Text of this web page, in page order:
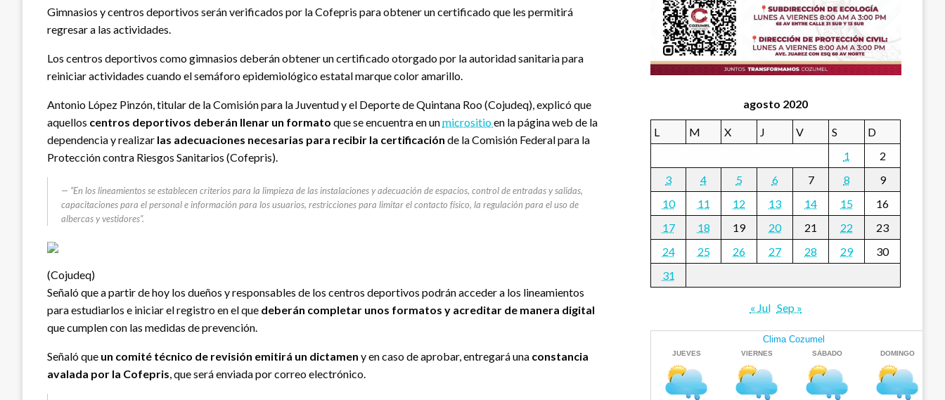
Gimnasios y centros deportivos serán verificados por la Cofepris para obtener un certificado que les permitirá
regresar a las actividades.
Los centros deportivos como gimnasios deberán obtener un certificado otorgado por la autoridad sanitaria para
reiniciar actividades cuando el semáforo epidemiológico estatal marque color amarillo.
Antonio López Pinzón, titular de la Comisión para la Juventud y el Deporte de Quintana Roo (Cojudeq), explicó que
aquellos centros deportivos deberán llenar un formato que se encuentra en unmicrositioen la página web de la
dependencia y realizar las adecuaciones necesarias para recibir la certificación de la Comisión Federal para la
Protección contra Riesgos Sanitarios (Cofepris).
“En los lineamientos se establecen criterios para la limpieza de las instalaciones y adecuación de espacios, control de entradas y salidas,
capacitaciones para el personal e información para los usuarios, restricciones para limitar el contacto físico, la regulación para el uso de
albercas y vestidores”.
(Cojudeq)
Señaló que a partir de hoy los dueños y responsables de los centros deportivos podrán acceder a los lineamientos
para estudiarlos e iniciar el registro en el que deberán completar unos formatos y acreditar de manera digital
que cumplen con las medidas de prevención.
Señaló que un comité técnico de revisión emitirá un dictamen y en caso de aprobar, entregará una constancia
avalada por la Cofepris, que será enviada por correo electrónico.
agosto 2020
L M X J V S
D
1
2
3
4 5 6 7 8
9
10
11 12 13 14 15
16
17
18 19 20 21 22
23
24
25 26 27 28 29
30
31
« Jul Sep »